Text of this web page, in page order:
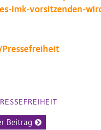
imk-vorsitzenden-
Beitrag